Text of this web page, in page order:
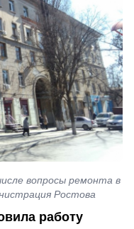
вопросы ремонта в
Ростова
работу